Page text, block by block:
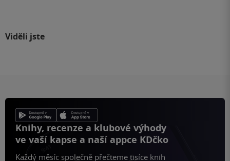
Viděli jste
Knihy, recenze a klubové výhody
ve vaší kapse a naší appce KDčko
Každý měsíc společně přečteme tisíce knih